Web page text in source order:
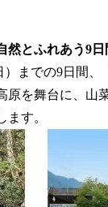
然とふれあう9日
までの9日間、
を舞台に、山
す。